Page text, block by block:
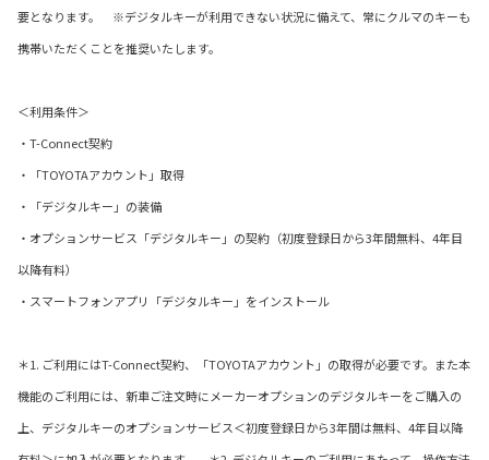
要となります。 ※デジタルキーが利用できない状況に備えて、常にクルマのキーも
携帯いただくことを推奨いたします。
＜利用条件＞
・T-Connect契約
・「TOYOTAアカウント」取得
・「デジタルキー」の装備
・オプションサービス「デジタルキー」の契約（初度登録日から3年間無料、4年目
以降有料）
・スマートフォンアプリ「デジタルキー」をインストール
＊1. ご利用にはT-Connect契約、「TOYOTAアカウント」の取得が必要です。また本
機能のご利用には、新車ご注文時にメーカーオプションのデジタルキーをご購入の
上、デジタルキーのオプションサービス＜初度登録日から3年間は無料、4年目以降